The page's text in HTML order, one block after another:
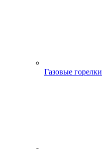
Газовые горелки